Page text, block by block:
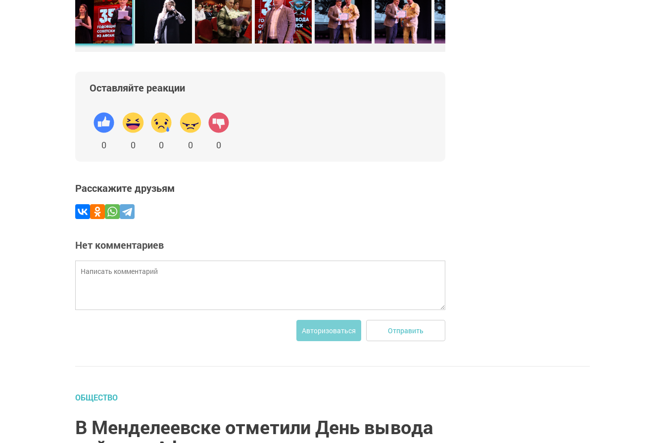
Оставляйте реакции
0 0 0 0 0
Расскажите друзьям
Нет комментариев
Авторизоваться Отправить
ОБЩЕСТВО
В Менделеевске отметили День вывода